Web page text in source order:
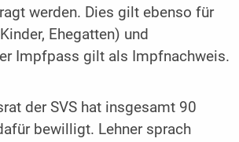
werden. Dies gilt ebenso für
Ehegatten) und
Impfpass gilt als Impfnachweis.
der SVS hat insgesamt 90
bewilligt. Lehner sprach